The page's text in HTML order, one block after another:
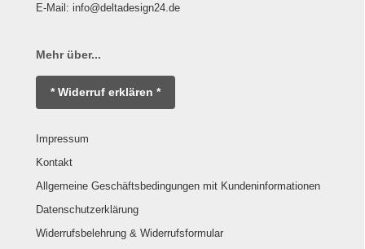
E-Mail: info@deltadesign24.de
Mehr über...
* Widerruf erklären *
Impressum
Kontakt
Allgemeine Geschäftsbedingungen mit Kundeninformationen
Datenschutzerklärung
Widerrufsbelehrung & Widerrufsformular